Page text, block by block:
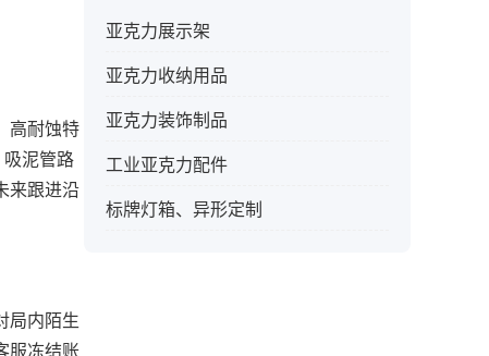
高耐蚀特
吸泥管路
来跟进沿
局内陌生
服冻结账
亚克力展示架
亚克力收纳用品
亚克力装饰制品
工业亚克力配件
标牌灯箱、异形定制